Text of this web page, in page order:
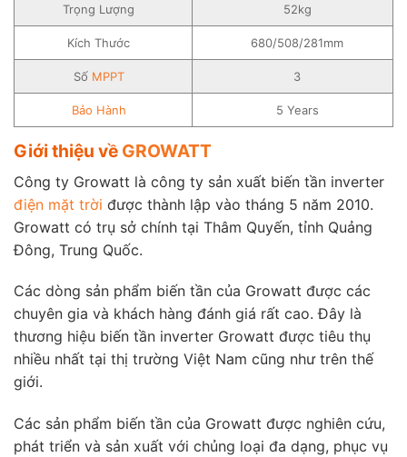
Trọng Lượng 52kg
Kích Thước 680/508/281mm
Số MPPT 3
Bảo Hành 5 Years
Giới thiệu về GROWATT
Công ty Growatt là công ty sản xuất biến tần inverter
điện mặt trời được thành lập vào tháng 5 năm 2010.
Growatt có trụ sở chính tại Thâm Quyến, tỉnh Quảng
Đông, Trung Quốc.
Các dòng sản phẩm biến tần của Growatt được các
chuyên gia và khách hàng đánh giá rất cao. Đây là
thương hiệu biến tần inverter Growatt được tiêu thụ
nhiều nhất tại thị trường Việt Nam cũng như trên thế
giới.
Các sản phẩm biến tần của Growatt được nghiên cứu,
phát triển và sản xuất với chủng loại đa dạng, phục vụ